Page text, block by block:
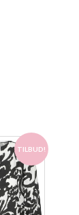
TILBUD!
Den
aktuelle
pris
er:
100.00 kr..